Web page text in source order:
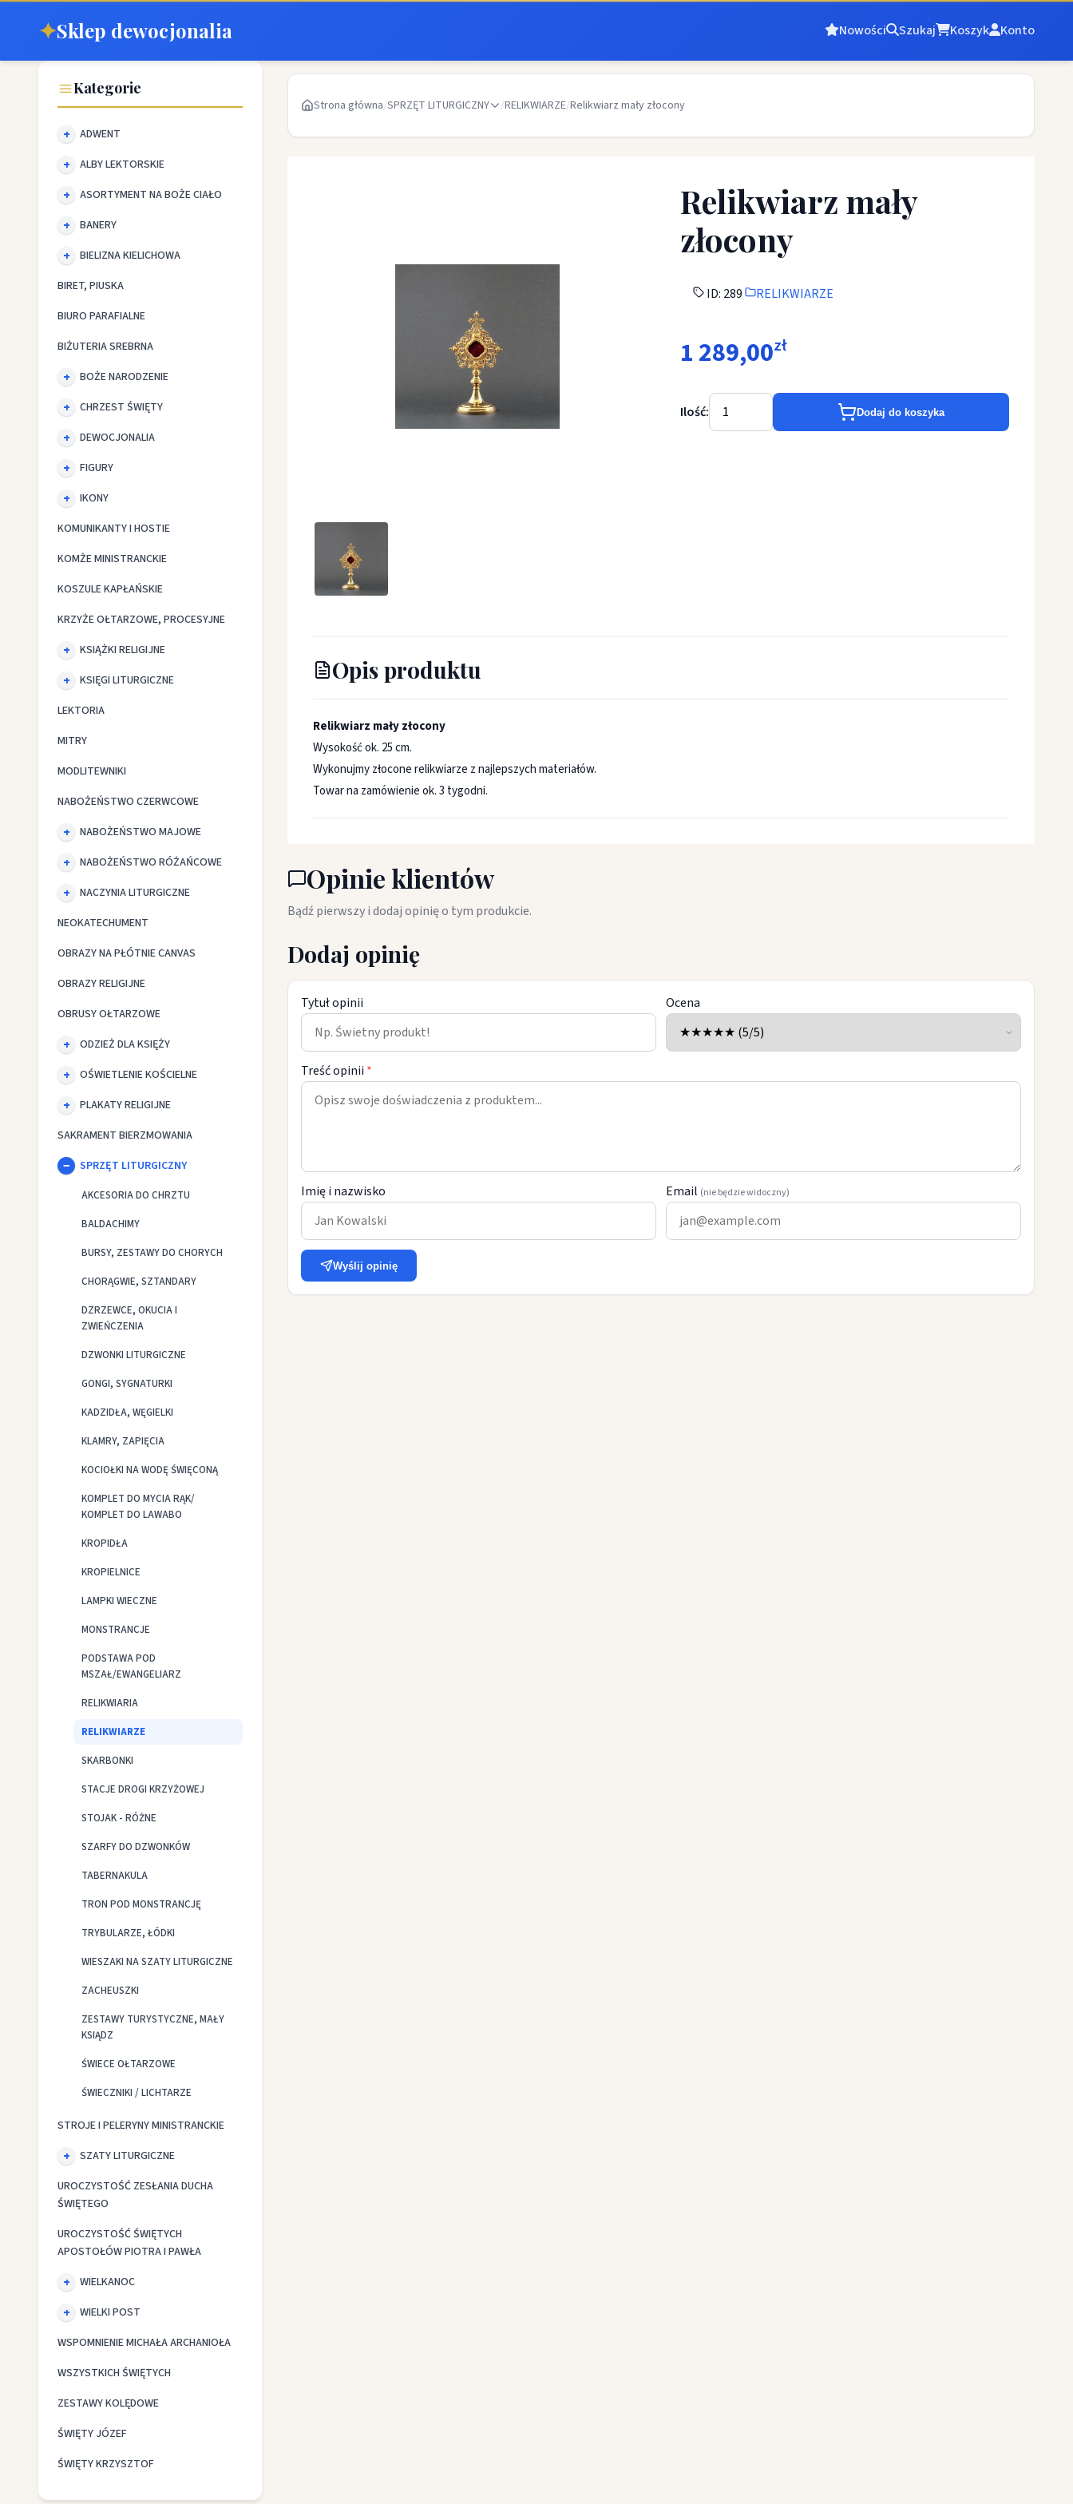
✦Sklep dewocjonalia Nowości Szukaj Koszyk Konto
Kategorie
ADWENT
ALBY LEKTORSKIE
ASORTYMENT NA BOŻE CIAŁO
BANERY
BIELIZNA KIELICHOWA
BIRET, PIUSKA
BIURO PARAFIALNE
BIŻUTERIA SREBRNA
BOŻE NARODZENIE
CHRZEST ŚWIĘTY
DEWOCJONALIA
FIGURY
IKONY
KOMUNIKANTY I HOSTIE
KOMŻE MINISTRANCKIE
KOSZULE KAPŁAŃSKIE
KRZYŻE OŁTARZOWE, PROCESYJNE
KSIĄŻKI RELIGIJNE
KSIĘGI LITURGICZNE
LEKTORIA
MITRY
MODLITEWNIKI
NABOŻEŃSTWO CZERWCOWE
NABOŻEŃSTWO MAJOWE
NABOŻEŃSTWO RÓŻAŃCOWE
NACZYNIA LITURGICZNE
NEOKATECHUMENT
OBRAZY NA PŁÓTNIE CANVAS
OBRAZY RELIGIJNE
OBRUSY OŁTARZOWE
ODZIEŻ DLA KSIĘŻY
OŚWIETLENIE KOŚCIELNE
PLAKATY RELIGIJNE
SAKRAMENT BIERZMOWANIA
SPRZĘT LITURGICZNY
AKCESORIA DO CHRZTU
BALDACHIMY
BURSY, ZESTAWY DO CHORYCH
CHORĄGWIE, SZTANDARY
DZRZEWCE, OKUCIA I
ZWIEŃCZENIA
DZWONKI LITURGICZNE
GONGI, SYGNATURKI
KADZIDŁA, WĘGIELKI
KLAMRY, ZAPIĘCIA
KOCIOŁKI NA WODĘ ŚWIĘCONĄ
KOMPLET DO MYCIA RĄK/
KOMPLET DO LAWABO
KROPIDŁA
KROPIELNICE
LAMPKI WIECZNE
MONSTRANCJE
PODSTAWA POD
MSZAŁ/EWANGELIARZ
RELIKWIARIA
RELIKWIARZE
SKARBONKI
STACJE DROGI KRZYŻOWEJ
STOJAK - RÓŻNE
SZARFY DO DZWONKÓW
TABERNAKULA
TRON POD MONSTRANCJĘ
TRYBULARZE, ŁÓDKI
WIESZAKI NA SZATY LITURGICZNE
ZACHEUSZKI
ZESTAWY TURYSTYCZNE, MAŁY
KSIĄDZ
ŚWIECE OŁTARZOWE
ŚWIECZNIKI / LICHTARZE
STROJE I PELERYNY MINISTRANCKIE
SZATY LITURGICZNE
UROCZYSTOŚĆ ZESŁANIA DUCHA
ŚWIĘTEGO
UROCZYSTOŚĆ ŚWIĘTYCH
APOSTOŁÓW PIOTRA I PAWŁA
WIELKANOC
WIELKI POST
WSPOMNIENIE MICHAŁA ARCHANIOŁA
WSZYSTKICH ŚWIĘTYCH
ZESTAWY KOLĘDOWE
ŚWIĘTY JÓZEF
ŚWIĘTY KRZYSZTOF
Strona główna/SPRZĘT LITURGICZNY /RELIKWIARZE/Relikwiarz mały złocony
Relikwiarz mały złocony - RELIKWIARZE - Relikwiarz mały złocony
Relikwiarz mały
złocony
ID: 289 RELIKWIARZE
1 289,00zł
Ilość: Dodaj do koszyka
Opis produktu
Relikwiarz mały złocony
Wysokość ok. 25 cm.
Wykonujmy złocone relikwiarze z najlepszych materiałów.
Towar na zamówienie ok. 3 tygodni.
Opinie klientów
Bądź pierwszy i dodaj opinię o tym produkcie.
Dodaj opinię
Tytuł opinii Ocena
Treść opinii *
Imię i nazwisko Email (nie będzie widoczny)
Wyślij opinię